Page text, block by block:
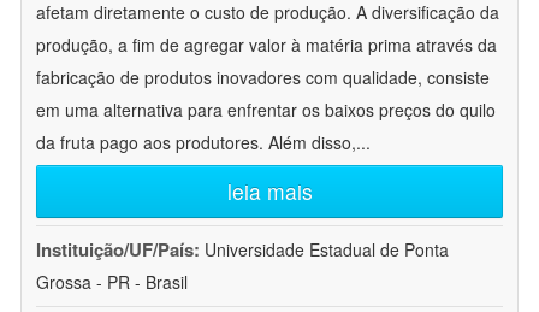
afetam diretamente o custo de produção. A diversificação da
produção, a fim de agregar valor à matéria prima através da
fabricação de produtos inovadores com qualidade, consiste
em uma alternativa para enfrentar os baixos preços do quilo
da fruta pago aos produtores. Além disso,...
leia mais
Instituição/UF/País: Universidade Estadual de Ponta
Grossa - PR - Brasil